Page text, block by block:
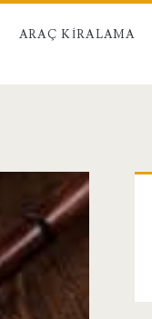
ARAÇ KIRALAMA